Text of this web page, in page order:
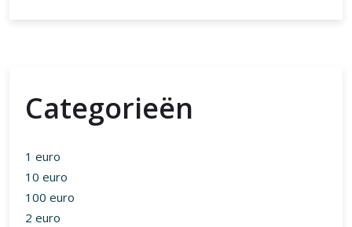
Categorieën
1 euro
10 euro
100 euro
2 euro